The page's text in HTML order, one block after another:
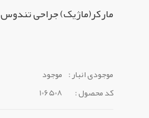
مارکر(ماژیک) جراحی تندوس TONDAUS دوسر
موجودی انبار : موجود
کد محصول :
106508